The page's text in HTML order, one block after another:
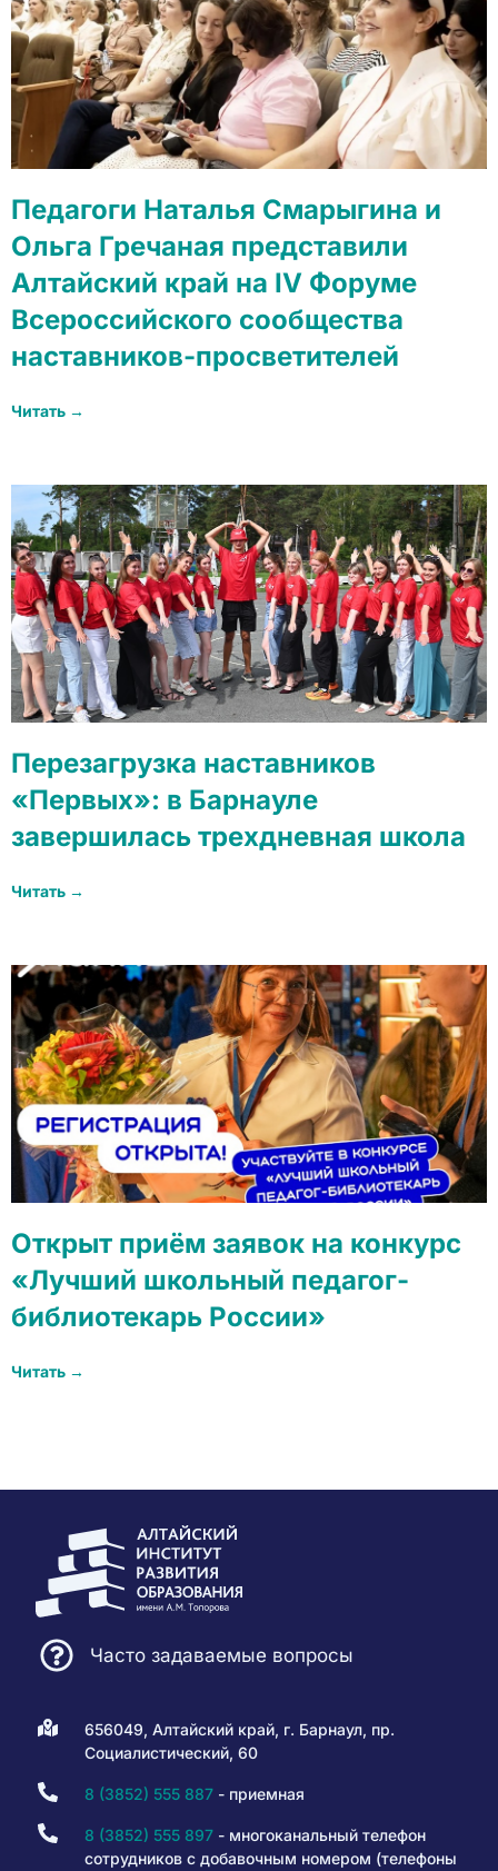
Педагоги Наталья Смарыгина и
Ольга Гречаная представили
Алтайский край на IV Форуме
Всероссийского сообщества
наставников-просветителей
Читать →
Перезагрузка наставников
«Первых»: в Барнауле
завершилась трехдневная школа
Читать →
Открыт приём заявок на конкурс
«Лучший школьный педагог-
библиотекарь России»
Читать →
Часто задаваемые вопросы
656049, Алтайский край, г. Барнаул, пр.
Социалистический, 60
8 (3852) 555 887- приемная
8 (3852) 555 897- многоканальный телефон
сотрудников с добавочным номером (телефоны